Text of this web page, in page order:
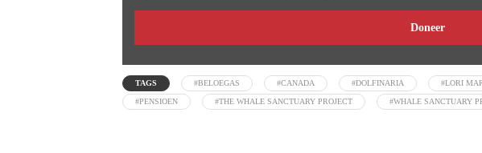
Doneer
TAGS #BELOEGAS #CANADA #DOLFINARIA #LORI
#PENSIOEN #THE WHALE SANCTUARY PROJECT #WHALE SANCTUARY